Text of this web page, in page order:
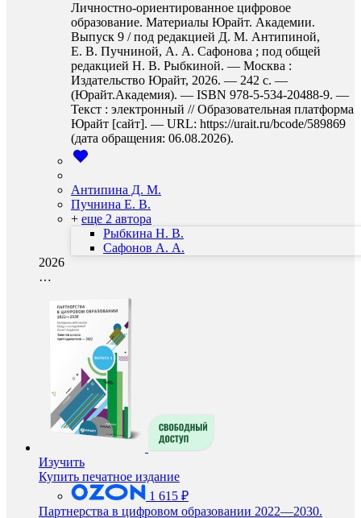
Личностно-ориентированное цифровое
образование. Материалы Юрайт. Академии.
Выпуск 9 / под редакцией Д. М. Антипиной,
Е. В. Пучниной, А. А. Сафонова ; под общей
редакцией Н. В. Рыбкиной. — Москва :
Издательство Юрайт, 2026. — 242 с. —
(Юрайт.Академия). — ISBN 978-5-534-20488-9. —
Текст : электронный // Образовательная платформа
Юрайт [сайт]. — URL: https://urait.ru/bcode/589869
(дата обращения: 06.08.2026).
Антипина Д. М.
Пучнина Е. В.
+ еще 2 автора
Рыбкина Н. В.
Сафонов А. А.
2026
…
Изучить
Купить печатное издание
1 615 ₽
Партнерства в цифровом образовании 2022—2030.